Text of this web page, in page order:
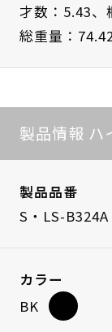
才数：5.43、
総重量：
製品情報 ハ
製品品番
S・LS-
カラー
BK